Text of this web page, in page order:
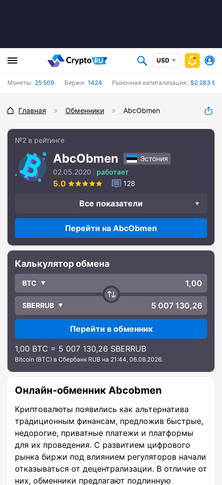
USD
Монеты: 25 509 Биржи: 1424 Рыночная капитализация: $2 283
Главная Обменники AbcObmen
№2 в рейтинге
AbcObmen
Эстония
02.05.2020
работает
5.0 128
Все показатели
Перейти на AbcObmen
Калькулятор обмена
BTC
SBERRUB
Перейти в обменник
1,00 BTC = 5 007 130,26 SBERRUB
Bitcoin (BTC) в Сбербанк RUB на 21:44, 06.08.2026.
Онлайн-обменник Abcobmen
Криптовалюты появились как альтернатива
традиционным финансам, предложив быстрые,
недорогие, приватные платежи и платформы
для их проведения. С развитием цифрового
рынка биржи под влиянием регуляторов начали
отказываться от децентрализации. В отличие от
них, обменники предлагают подлинную